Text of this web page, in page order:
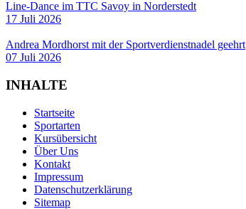
Line-Dance im TTC Savoy in Norderstedt
17 Juli 2026
Andrea Mordhorst mit der Sportverdienstnadel geehrt
07 Juli 2026
INHALTE
Startseite
Sportarten
Kursübersicht
Über Uns
Kontakt
Impressum
Datenschutzerklärung
Sitemap